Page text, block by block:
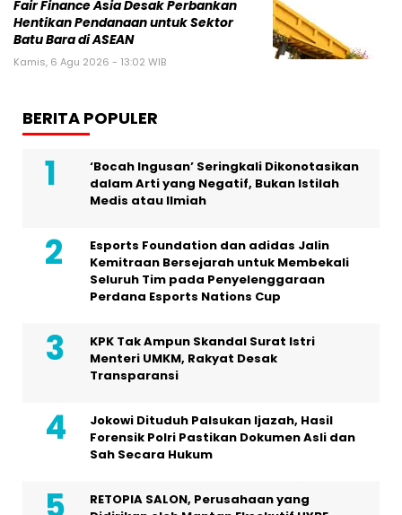
Fair Finance Asia Desak Perbankan
Hentikan Pendanaan untuk Sektor
Batu Bara di ASEAN
Kamis, 6 Agu 2026 - 13:02 WIB
BERITA POPULER
‘Bocah Ingusan’ Seringkali Dikonotasikan
dalam Arti yang Negatif, Bukan Istilah
Medis atau Ilmiah
Esports Foundation dan adidas Jalin
Kemitraan Bersejarah untuk Membekali
Seluruh Tim pada Penyelenggaraan
Perdana Esports Nations Cup
KPK Tak Ampun Skandal Surat Istri
Menteri UMKM, Rakyat Desak
Transparansi
Jokowi Dituduh Palsukan Ijazah, Hasil
Forensik Polri Pastikan Dokumen Asli dan
Sah Secara Hukum
RETOPIA SALON, Perusahaan yang